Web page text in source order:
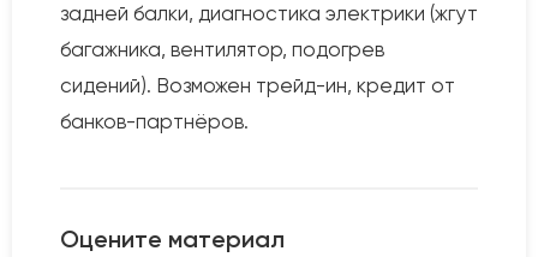
задней балки, диагностика электрики (жгут
багажника, вентилятор, подогрев
сидений). Возможен трейд-ин, кредит от
банков-партнёров.
Оцените материал